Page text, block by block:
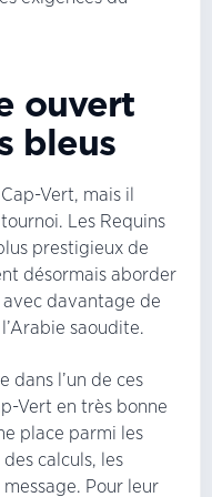
ouvert
bleus
Vert, mais il
Les Requins
prestigieux de
désormais aborder
avec davantage de
saoudite.
dans l’un de ces
Vert en très bonne
place parmi les
calculs, les
Pour leur